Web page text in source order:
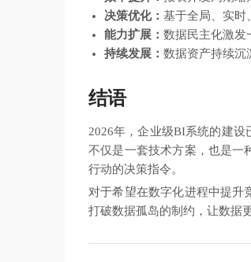
决策优化： 基于全局、实时
能力扩展： 数据民主化激发
持续发展： 数据资产持续沉
结语
2026年，企业级BI系统的建
不仅是一套技术方案，也是一
行动的决策指令。
对于希望在数字化进程中提升
打破数据孤岛的制约，让数据